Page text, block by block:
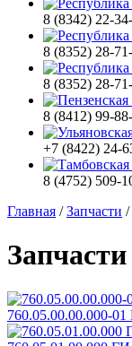
8 (8342) 22-
8 (8352) 28-
8 (8352) 28-
8 (8412) 99-
+7 (8422) 24-
8 (4752) 509-
Главная /Запчасти /